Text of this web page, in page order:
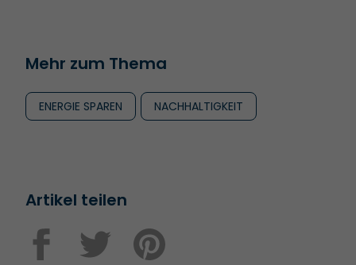
Mehr zum Thema
ENERGIE SPAREN NACHHALTIGKEIT
Artikel teilen